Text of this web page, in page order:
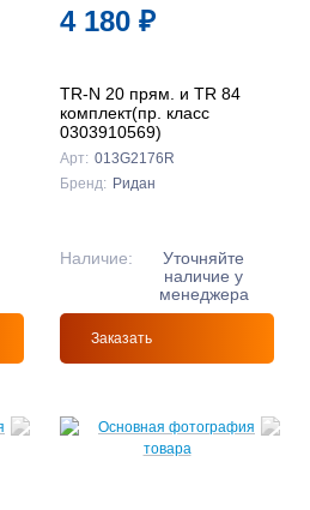
4 180 ₽
TR-N 20 прям. и TR 84
комплект(пр. класс
0303910569)
Арт: 013G2176R
Бренд: Ридан
Наличие:
Уточняйте
наличие у
менеджера
Заказать